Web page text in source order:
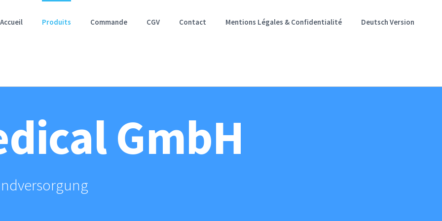
Accueil Produits Commande CGV Contact Mentions Légales & Confidentialité Deutsch Version
GmbH